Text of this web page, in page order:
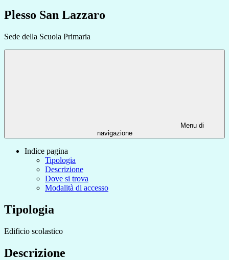
Plesso San Lazzaro
Sede della Scuola Primaria
Menu di
navigazione
Indice pagina
Tipologia
Descrizione
Dove si trova
Modalità di accesso
Tipologia
Edificio scolastico
Descrizione